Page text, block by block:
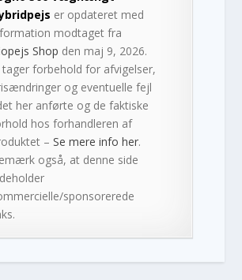
er opdateret med
modtaget fra
Shop den maj 9, 2026.
tager forbehold for afvigelser,
og eventuelle fejl
her anførte og de faktiske
hos forhandleren af
–Se mere info her.
også, at denne side
sponsorerede